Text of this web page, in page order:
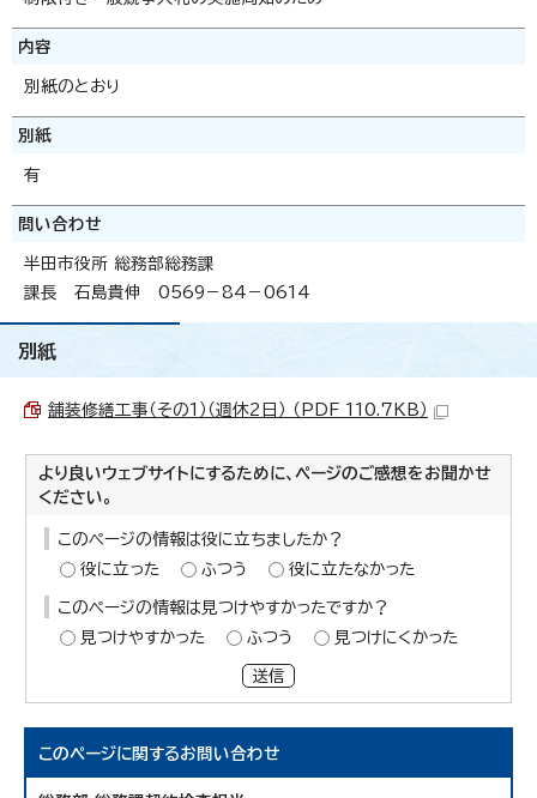
内容
別紙のとおり
別紙
有
問い合わせ
半田市役所 総務部総務課
課長 石島貴伸 0569－84－0614
別紙
舗装修繕工事（その1）（週休2日） （PDF 110.7KB）
より良いウェブサイトにするために、ページのご感想をお聞かせ
ください。
このページの情報は役に立ちましたか？
役に立った
ふつう 役に立たなかった
このページの情報は見つけやすかったですか？
見つけやすかった
ふつう 見つけにくかった
送信
このページに関するお問い合わせ